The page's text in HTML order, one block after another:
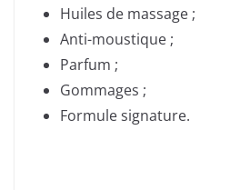
Huiles de massage ;
Anti-moustique ;
Parfum ;
Gommages ;
Formule signature.